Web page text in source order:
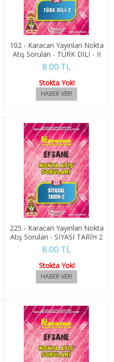
MİR. TUR.
MİR. TUR.
MİR. TUR.
VET. SAĞ.
VET. SAĞ.
VET. SAĞ.
VET. SAĞ.
İLET.
İLET.
102 - Karacan Yayınları Nokta
Atış Soruları - TÜRK DİLİ - II
8.00 TL
Stokta Yok!
225 - Karacan Yayınları Nokta
Atış Soruları - SİYASİ TARİH 2
8.00 TL
Stokta Yok!